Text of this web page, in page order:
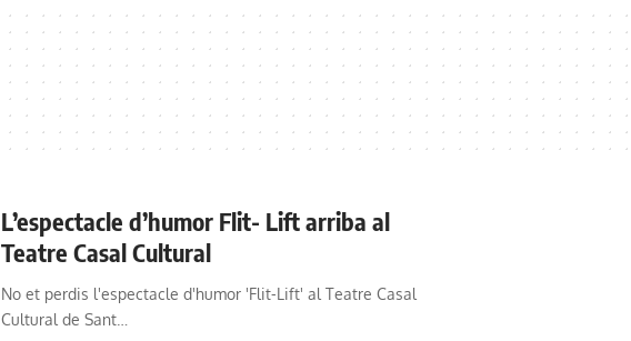
L’espectacle d’humor Flit- Lift arriba al
Teatre Casal Cultural
No et perdis l'espectacle d'humor 'Flit-Lift' al Teatre Casal
Cultural de Sant…